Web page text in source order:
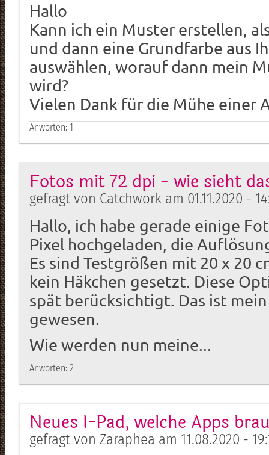
Hallo
Kann ich ein Muster erstellen,
und dann eine Grundfarbe aus
auswählen, worauf dann mein
wird?
Vielen Dank für die Mühe einer
Anworten:1
Fotos mit 72 dpi - wie sieht
gefragt von Catchwork am 01.11.2020 -
Hallo, ich habe gerade einige
Pixel hochgeladen, die
Es sind Testgrößen mit 20 x 20
kein Häkchen gesetzt. Diese
spät berücksichtigt. Das ist
gewesen.
Wie werden nun meine...
Anworten:2
Neues I-Pad, welche Apps
gefragt von Zaraphea am 11.08.2020 -